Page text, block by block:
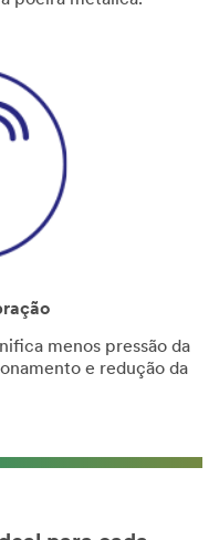
menos pressão da
e redução da